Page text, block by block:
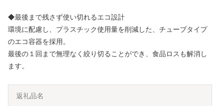
◆最後まで残さず使い切れるエコ設計
環境に配慮し、プラスチック使用量を削減した、チューブタイプ
のエコ容器を採用。
最後の１回まで無理なく絞り切ることができ、食品ロスも解消し
ます。
返礼品名